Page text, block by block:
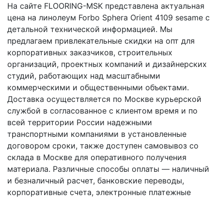
На сайте FLOORING-MSK представлена актуальная
цена на линолеум Forbo Sphera Orient 4109 sesame с
детальной технической информацией. Мы
предлагаем привлекательные скидки на опт для
корпоративных заказчиков, строительных
организаций, проектных компаний и дизайнерских
студий, работающих над масштабными
коммерческими и общественными объектами.
Доставка осуществляется по Москве курьерской
службой в согласованное с клиентом время и по
всей территории России надежными
транспортными компаниями в установленные
договором сроки, также доступен самовывоз со
склада в Москве для оперативного получения
материала. Различные способы оплаты — наличный
и безналичный расчет, банковские переводы,
корпоративные счета, электронные платежные